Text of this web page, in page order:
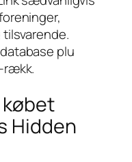
plu
rækk.
købet
Hidden